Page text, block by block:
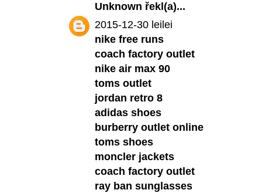
Unknown řekl(a)...
2015-12-30 leilei
nike free runs
coach factory outlet
nike air max 90
toms outlet
jordan retro 8
adidas shoes
burberry outlet online
toms shoes
moncler jackets
coach factory outlet
ray ban sunglasses